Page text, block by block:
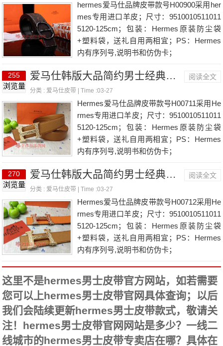
hermes爱马仕品牌皮带款号H00900采用her
mes专用进口羊皮；尺寸：9510010511011
5120-125cm；包装：Hermes原装防尘袋
+塑料袋，送礼自用两相宜；PS：Hermes
内有序列号,说明书和仿伪卡；
阅读全文
255
浏览量
爱马仕韩版大品简约男士经典热销款式皮带
分类 : 爱马仕皮带 | Time :03-27
Hermes爱马仕品牌皮带款号H00711采用He
rmes专用进口羊皮；尺寸：9510010511011
5120-125cm；包装：Hermes原装防尘袋
+塑料袋，送礼自用两相宜；PS：Hermes
内有序列号,说明书和仿伪卡；
阅读全文
270
浏览量
爱马仕韩版大品简约男士经典热销款式皮带
分类 : 爱马仕皮带 | Time :03-27
Hermes爱马仕品牌皮带款号H00712采用He
rmes专用进口羊皮；尺寸：9510010511011
5120-125cm；包装：Hermes原装防尘袋
+塑料袋，送礼自用两相宜；PS：Hermes
内有序列号,说明书和仿伪卡；
这里不是hermes男士皮带官方网站，如若需要
您可以上hermes男士皮带官网具体查询；以后
我们会陆续更新hermes男士皮带款式，敬请关
注！hermes男士皮带官网网站是多少？一线二
线城市的hermes男士皮带专卖店在哪？具体在